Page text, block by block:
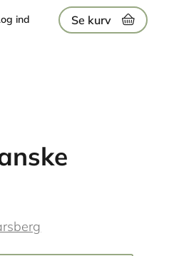
ind Se kurv